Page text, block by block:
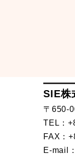
SIE株
〒650-
TEL：
FAX：
E-mail：